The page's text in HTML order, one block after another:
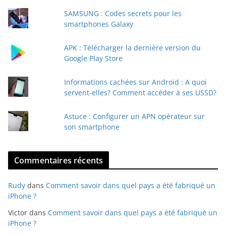
e
a
SAMSUNG : Codes secrets pour les
smartphones Galaxy
APK : Télécharger la dernière version du
Google Play Store
Informations cachées sur Android : A quoi
servent-elles? Comment accéder à ses USSD?
Astuce : Configurer un APN opérateur sur
son smartphone
Commentaires récents
Rudy dans Comment savoir dans quel pays a été fabriqué un
iPhone ?
Victor dans Comment savoir dans quel pays a été fabriqué un
iPhone ?